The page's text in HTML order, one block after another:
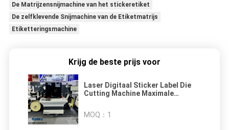
De Matrijzensnijmachine van het stickeretiket
De zelfklevende Snijmachine van de Etiketmatrijs
Etiketteringsmachine
Krijg de beste prijs voor
Laser Digitaal Sticker Label Die
Cutting Machine Maximale
MOQ： 1